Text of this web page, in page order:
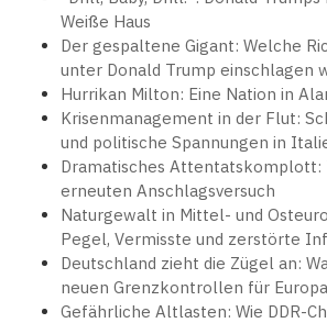
Weiße Haus
Der gespaltene Gigant: Welche
unter Donald Trump einschlagen
Hurrikan Milton: Eine Nation in
Krisenmanagement in der Flut:
und politische Spannungen in
Dramatisches Attentatskomplott:
erneuten Anschlagsversuch
Naturgewalt in Mittel- und
Pegel, Vermisste und zerstörte
Deutschland zieht die Zügel an:
neuen Grenzkontrollen für
Gefährliche Altlasten: Wie DDR-